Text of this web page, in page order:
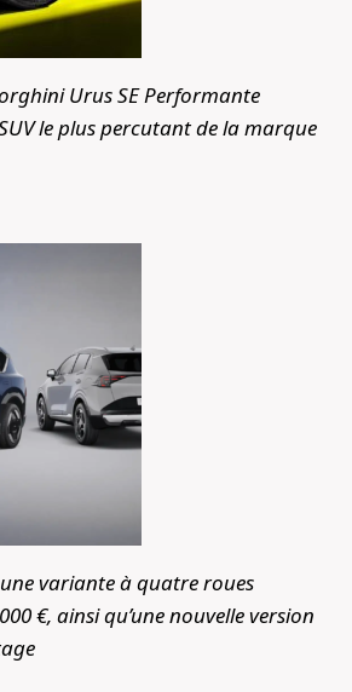
Urus SE Performante
le plus percutant de la marque
variante à quatre roues
€, ainsi qu’une nouvelle version